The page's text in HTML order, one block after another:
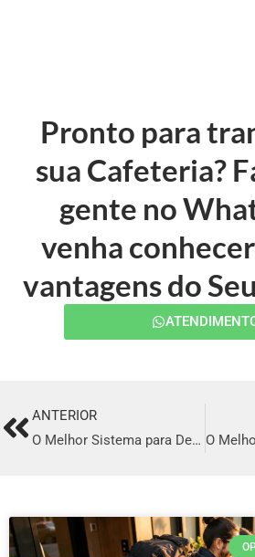
Pronto para
sua Cafeteria?
gente no
venha
vantagens do
PrevANTERIOR
O Melhor Sistema para Delivery em Itupiranga